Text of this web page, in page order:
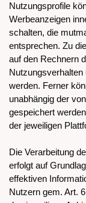
Nutzungsprofile
Werbeanzeigen
schalten, die
entsprechen. Zu
auf den Rechnern
werden. Ferner
unabhängig der
gespeichert
der jeweiligen
Die Verarbeitung
erfolgt auf
effektiven
Nutzern gem. Art.